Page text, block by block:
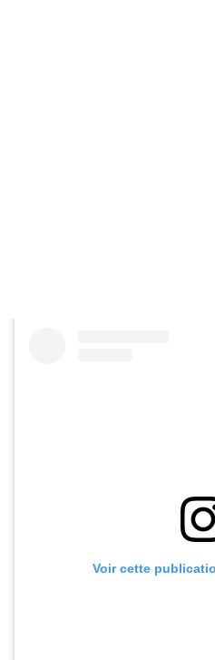
Voir cette